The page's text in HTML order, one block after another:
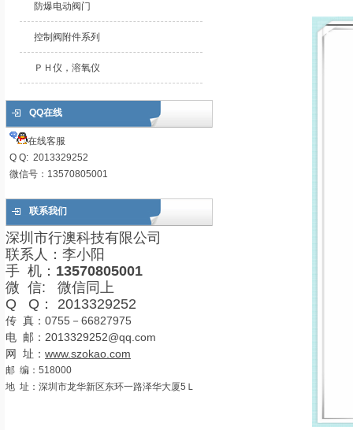
防爆电动阀门
控制阀附件系列
ＰＨ仪，溶氧仪
QQ在线
在线客服
Q Q: 2013329252
微信号：13570805001
联系我们
深圳市行澳科技有限公司
联系人：李小阳
手 机： 13570805001
微 信: 微信同上
Q Q： 2013329252
传 真：0755－66827975
电 邮：2013329252@qq.com
网 址： www.szokao.com
邮 编：518000
地 址：深圳市龙华新区东环一路泽华大厦5Ｌ